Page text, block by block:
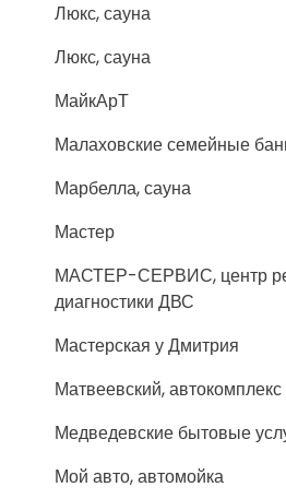
Люкс, сауна
Люкс, сауна
МайкАрТ
Малаховские семейные
Марбелла, сауна
Мастер
МАСТЕР-СЕРВИС, центр
диагностики ДВС
Мастерская у Дмитрия
Матвеевский, автокомплекс
Медведевские бытовые
Мой авто, автомойка